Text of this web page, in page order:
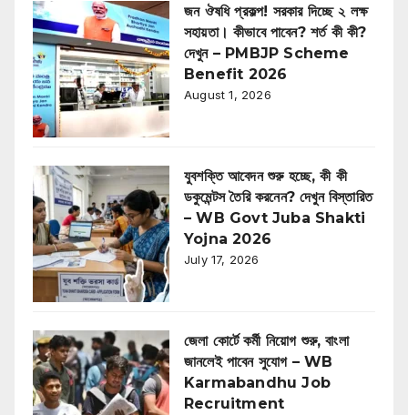
জন ঔষধি প্রকল্প! সরকার দিচ্ছে ২ লক্ষ
সহায়তা। কীভাবে পাবেন? শর্ত কী কী?
দেখুন – PMBJP Scheme
Benefit 2026
August 1, 2026
যুবশক্তি আবেদন শুরু হচ্ছে, কী কী
ডকুমেন্টস তৈরি করনেন? দেখুন বিস্তারিত
– WB Govt Juba Shakti
Yojna 2026
July 17, 2026
জেলা কোর্টে কর্মী নিয়োগ শুরু, বাংলা
জানলেই পাবেন সুযোগ – WB
Karmabandhu Job
Recruitment